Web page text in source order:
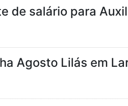
de salário para
Agosto Lilás em